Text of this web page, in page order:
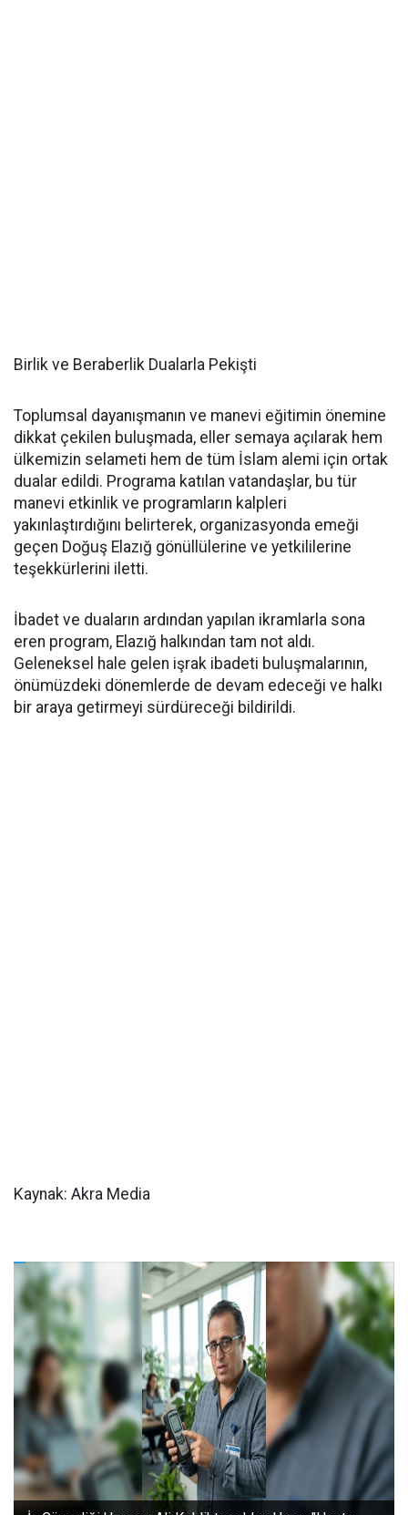
Birlik ve Beraberlik Dualarla Pekişti
Toplumsal dayanışmanın ve manevi eğitimin önemine
dikkat çekilen buluşmada, eller semaya açılarak hem
ülkemizin selameti hem de tüm İslam alemi için ortak
dualar edildi. Programa katılan vatandaşlar, bu tür
manevi etkinlik ve programların kalpleri
yakınlaştırdığını belirterek, organizasyonda emeği
geçen Doğuş Elazığ gönüllülerine ve yetkililerine
teşekkürlerini iletti.
İbadet ve duaların ardından yapılan ikramlarla sona
eren program, Elazığ halkından tam not aldı.
Geleneksel hale gelen işrak ibadeti buluşmalarının,
önümüzdeki dönemlerde de devam edeceği ve halkı
bir araya getirmeyi sürdüreceği bildirildi.
Kaynak: Akra Media